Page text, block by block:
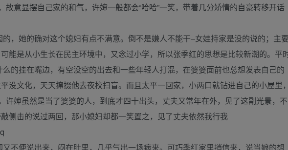
故意显摆自己家的和气，许婶一般都会“哈哈”一笑，带着几分矫情的自豪转移开话
，她的确对这个媳妇有点不满意。倒不是嫌人不能干–女娃持家是没的说的；主要
能是从小生长在民主环境中，又念过小学，所以张季红的思想是比较新潮的。平
么的挂在嘴边，有空没空的出去和一些年轻人打混，在婆婆面前也总想发表自己的
没文化，天天撺掇他去夜校扫盲。而且太平一回家，小两口就钻进自己的小屋里，
许婶虽然是当了婆婆的人，到底才四十出头，丈夫又常年在外，见了这副光景，不
侧击的说过两回，那小媳妇却都一笑置之，见了丈夫依然我行我
不便说出来，闷在肚里，几乎气出一场病来。可巧季红家里捎信来，说当娘的想